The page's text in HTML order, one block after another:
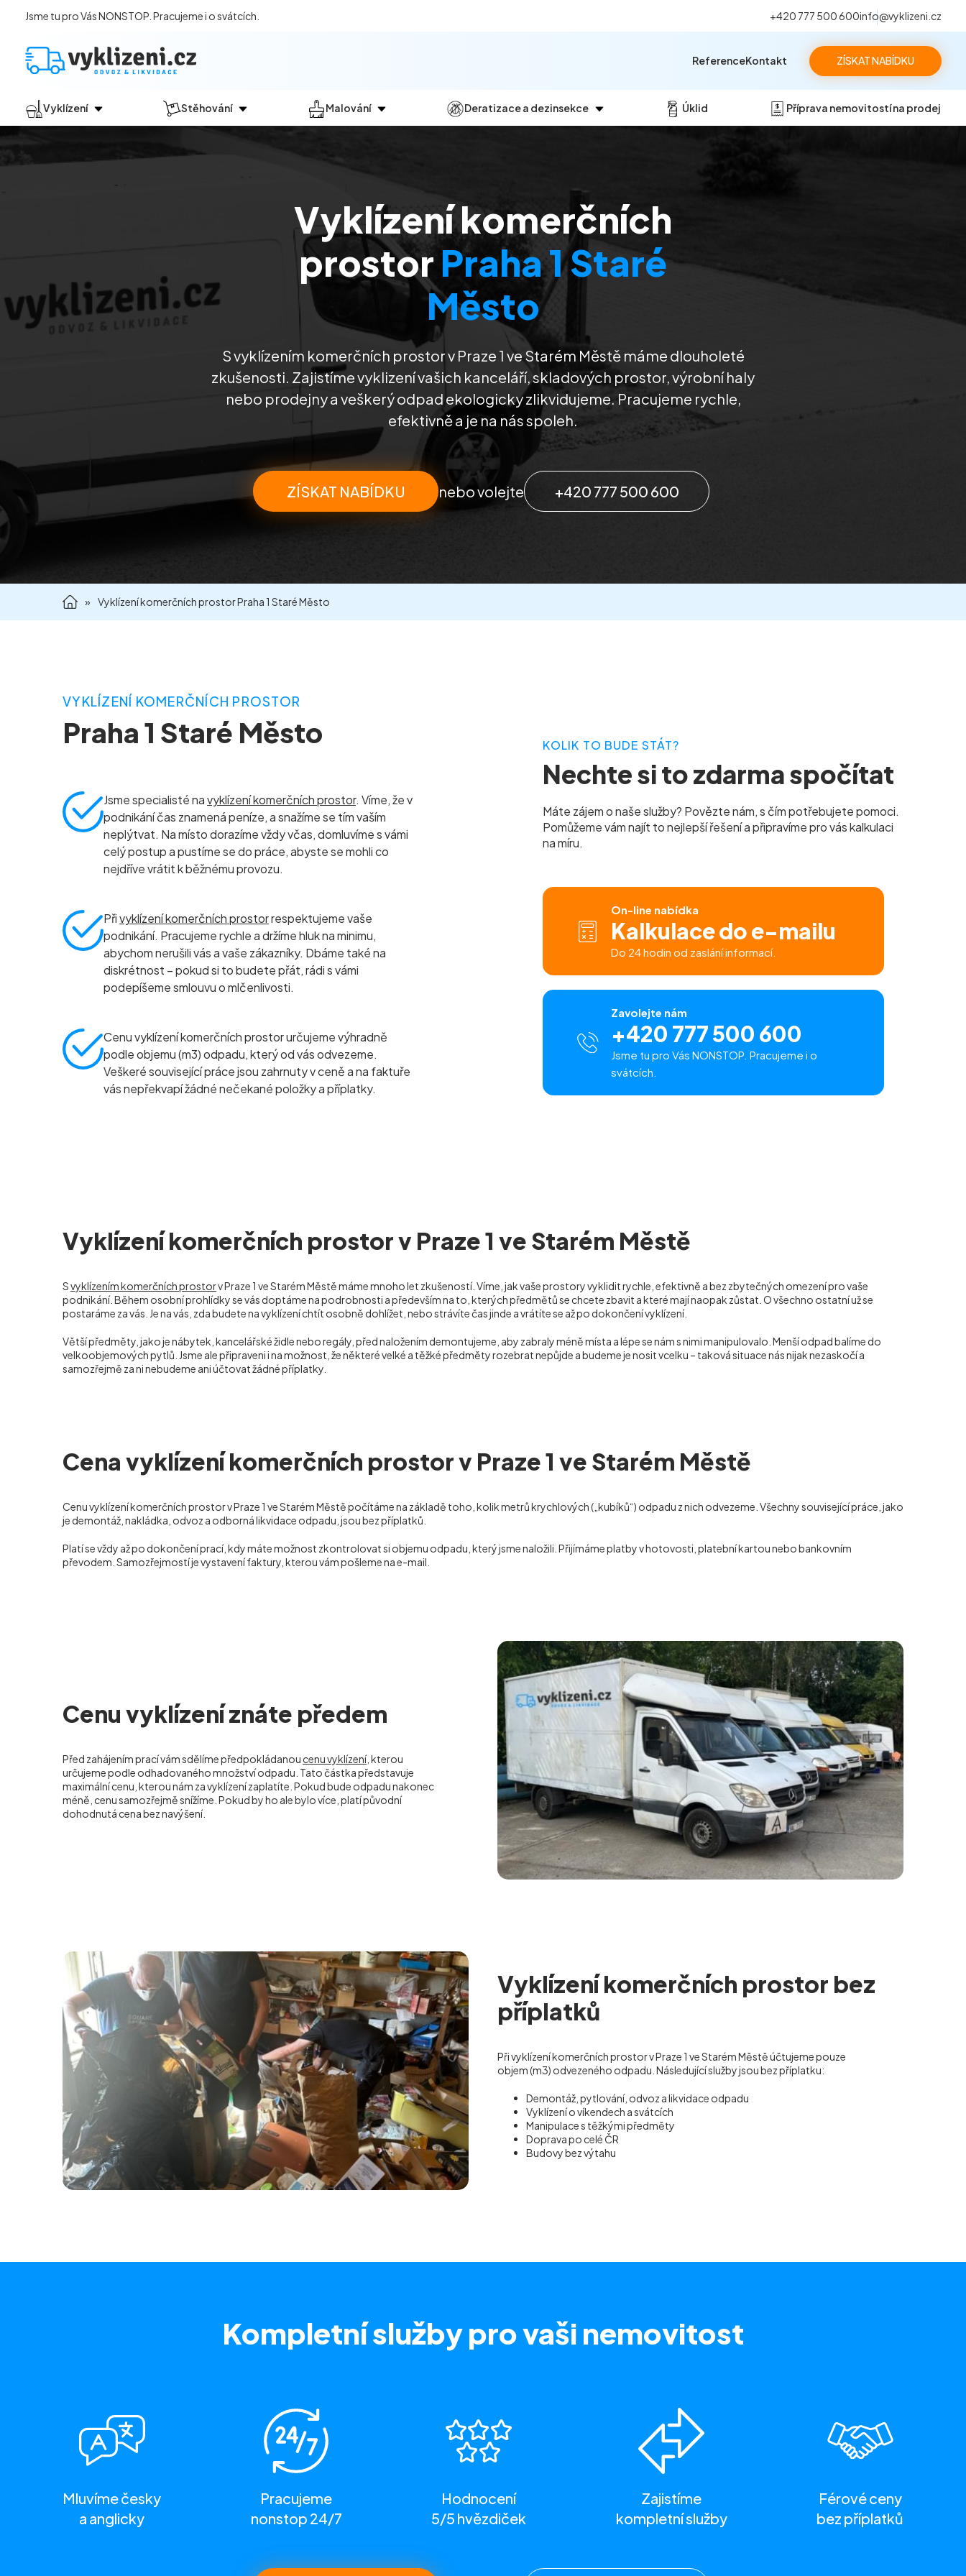
Jsme tu pro Vás NONSTOP. Pracujeme i o svátcích. +420 777 500 600info@vyklizeni.cz
ZÍSKAT NABÍDKU
Vyklízení
Vyklízení pozůstalostí
Vyklízení domů
Vyklízení sklepů a garáží
Vyklízení zahrad
Likvidace eternitu
Stěhování Malování
Malování bytů
Malování kanceláří
Malování komerčních prostor
Deratizace a dezinsekce
Dezinsekce
Úklid Příprava nemovitostí na prodej
ReferenceKontakt
Vyklízení komerčních
prostorPraha 1 Staré
Město
S vyklízením komerčních prostor v Praze 1 ve Starém Městě máme dlouholeté
zkušenosti. Zajistíme vyklizení vašich kanceláří, skladových prostor, výrobní haly
nebo prodejny a veškerý odpad ekologicky zlikvidujeme. Pracujeme rychle,
efektivně a je na nás spoleh.
ZÍSKAT NABÍDKU nebo volejte +420 777 500 600
» Vyklízení komerčních prostor Praha 1 Staré Město
VYKLÍZENÍ KOMERČNÍCH PROSTOR
Praha 1 Staré Město
Jsme specialisté navyklízení komerčních prostor. Víme, že v
podnikání čas znamená peníze, a snažíme se tím vaším
neplýtvat. Na místo dorazíme vždy včas, domluvíme s vámi
celý postup a pustíme se do práce, abyste se mohli co
nejdříve vrátit k běžnému provozu.
Přivyklízení komerčních prostorrespektujeme vaše
podnikání. Pracujeme rychle a držíme hluk na minimu,
abychom nerušili vás a vaše zákazníky. Dbáme také na
diskrétnost – pokud si to budete přát, rádi s vámi
podepíšeme smlouvu o mlčenlivosti.
Cenu vyklízení komerčních prostor určujeme výhradně
podle objemu (m3) odpadu, který od vás odvezeme.
Veškeré související práce jsou zahrnuty v ceně a na faktuře
vás nepřekvapí žádné nečekané položky a příplatky.
KOLIK TO BUDE STÁT?
Nechte si to zdarma spočítat
Máte zájem o naše služby? Povězte nám, s čím potřebujete pomoci.
Pomůžeme vám najít to nejlepší řešení a připravíme pro vás kalkulaci
na míru.
On-line nabídka
Kalkulace do e-mailu
Do 24 hodin od zaslání informací.
Zavolejte nám
+420 777 500 600
Jsme tu pro Vás NONSTOP. Pracujeme i o
svátcích.
Vyklízení komerčních prostor v Praze 1 ve Starém Městě
Svyklízením komerčních prostorv Praze 1 ve Starém Městě máme mnoho let zkušeností. Víme, jak vaše prostory vyklidit rychle, efektivně a bez zbytečných omezení pro vaše
podnikání. Během osobní prohlídky se vás doptáme na podrobnosti a především na to, kterých předmětů se chcete zbavit a které mají naopak zůstat. O všechno ostatní už se
postaráme za vás. Je na vás, zda budete na vyklízení chtít osobně dohlížet, nebo strávíte čas jinde a vrátíte se až po dokončení vyklízení.
Větší předměty, jako je nábytek, kancelářské židle nebo regály, před naložením demontujeme, aby zabraly méně místa a lépe se nám s nimi manipulovalo. Menší odpad balíme do
velkoobjemových pytlů. Jsme ale připraveni i na možnost, že některé velké a těžké předměty rozebrat nepůjde a budeme je nosit vcelku – taková situace nás nijak nezaskočí a
samozřejmě za ni nebudeme ani účtovat žádné příplatky.
Cena vyklízení komerčních prostor v Praze 1 ve Starém Městě
Cenu vyklízení komerčních prostor v Praze 1 ve Starém Městě počítáme na základě toho, kolik metrů krychlových („kubíků“) odpadu z nich odvezeme. Všechny související práce, jako
je demontáž, nakládka, odvoz a odborná likvidace odpadu, jsou bez příplatků.
Platí se vždy až po dokončení prací, kdy máte možnost zkontrolovat si objemu odpadu, který jsme naložili. Přijímáme platby v hotovosti, platební kartou nebo bankovním
převodem. Samozřejmostí je vystavení faktury, kterou vám pošleme na e-mail.
Cenu vyklízení znáte předem
Před zahájením prací vám sdělíme předpokládanou cenu vyklízení, kterou
určujeme podle odhadovaného množství odpadu. Tato částka představuje
maximální cenu, kterou nám za vyklízení zaplatíte. Pokud bude odpadu nakonec
méně, cenu samozřejmě snížíme. Pokud by ho ale bylo více, platí původní
dohodnutá cena bez navýšení.
Vyklízení komerčních prostor bez
příplatků
Při vyklízení komerčních prostor v Praze 1 ve Starém Městě účtujeme pouze
objem (m3) odvezeného odpadu. Následující služby jsou bez příplatku:
Demontáž, pytlování, odvoz a likvidace odpadu
Vyklízení o víkendech a svátcích
Manipulace s těžkými předměty
Doprava po celé ČR
Budovy bez výtahu
Kompletní službypro vaši nemovitost
Mluvíme česky
a anglicky
Pracujeme
nonstop 24/7
Hodnocení
5/5 hvězdiček
Zajistíme
kompletní služby
Férové ceny
bez příplatků